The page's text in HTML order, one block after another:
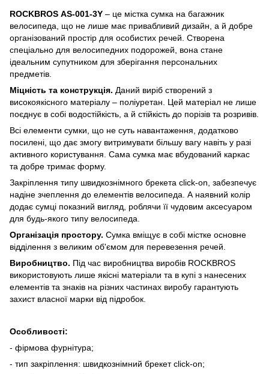
ROCKBROS AS-001-3Y – це містка сумка на багажник
велосипеда, що не лише має привабливий дизайн, а й добре
організований простір для особистих речей. Створена
спеціально для велосипедних подорожей, вона стане
ідеальним супутником для зберігання персональних
предметів.
Міцність та конструкція. Даний виріб створений з
високоякісного матеріалу – поліуретан. Цей матеріал не лише
поєднує в собі водостійкість, а й стійкість до порізів та розривів.
Всі елементи сумки, що не суть навантаження, додатково
посилені, що дає змогу витримувати більшу вагу навіть у разі
активного користування. Сама сумка має вбудований каркас
та добре тримає форму.
Закріплення типу швидкознімного брекета click-on, забезпечує
надіне зчеплення до елементів велосипеда. А наявний колір
додає сумці показний вигляд, роблячи її чудовим аксесуаром
для будь-якого типу велосипеда.
Організація простору. Сумка вміщує в собі містке основне
відділення з великим об'ємом для перевезення речей.
Виробництво. Під час виробництва виробів ROCKBROS
використовують лише якісні матеріали та в купі з нанесених
елементів та знаків на різних частинах виробу гарантують
захист власної марки від підробок.
Особливості:
- фірмова фурнітура;
- тип закріплення: швидкознімний брекет click-on;